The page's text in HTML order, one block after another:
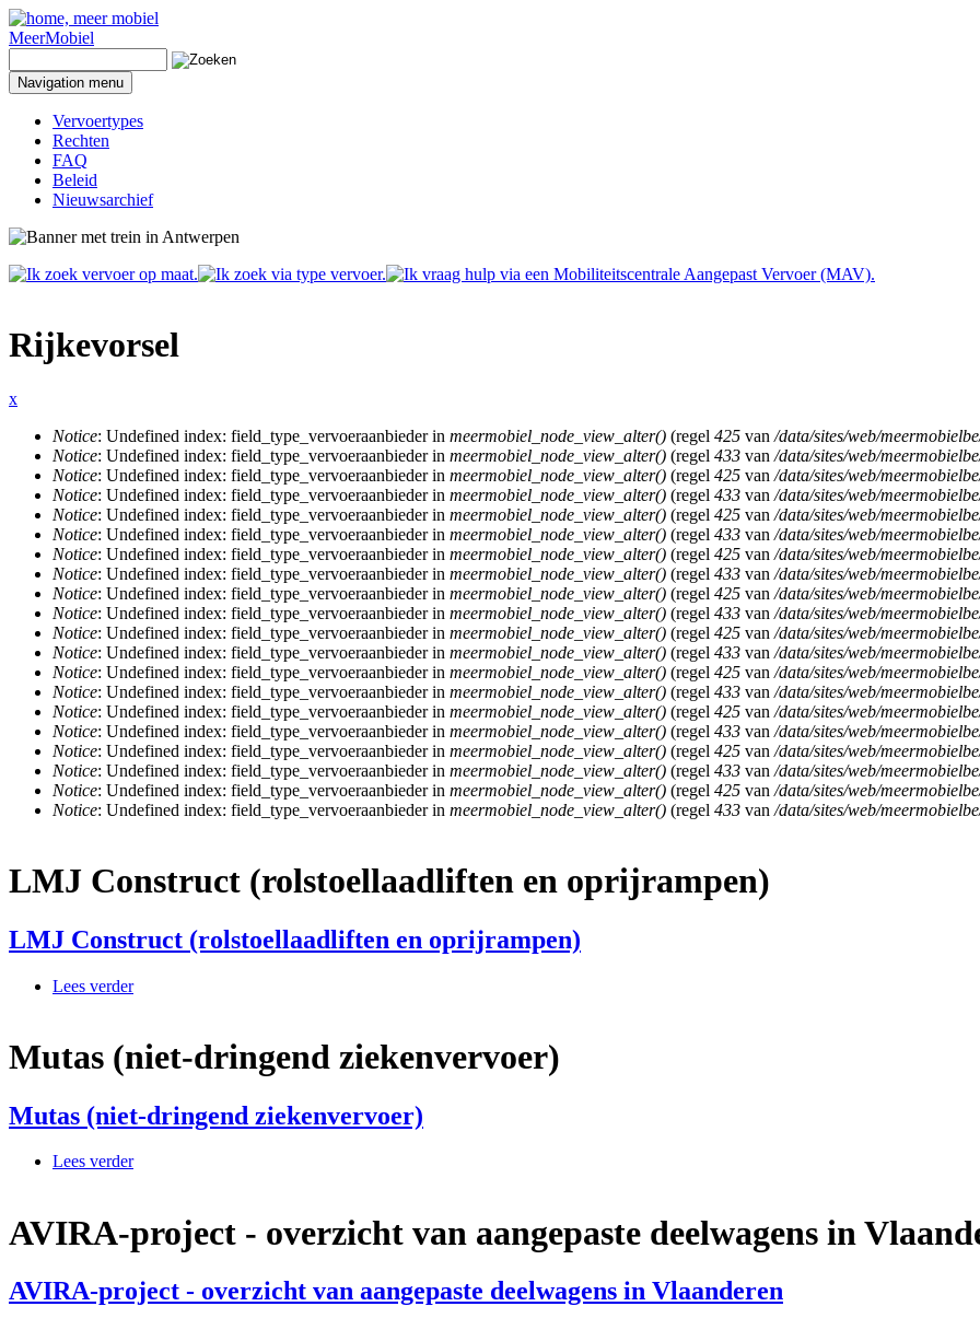
Naar inhoud
MeerMobiel
Zoekveld
Navigation menu
Vervoertypes
Rechten
FAQ
Beleid
Nieuwsarchief
Rijkevorsel
x
Foutmelding
Notice: Undefined index: field_type_vervoeraanbieder in meermobiel_node_view_alter() (regel 425 van /data/sites/web/
Notice: Undefined index: field_type_vervoeraanbieder in meermobiel_node_view_alter() (regel 433 van /data/sites/web/
Notice: Undefined index: field_type_vervoeraanbieder in meermobiel_node_view_alter() (regel 425 van /data/sites/web/
Notice: Undefined index: field_type_vervoeraanbieder in meermobiel_node_view_alter() (regel 433 van /data/sites/web/
Notice: Undefined index: field_type_vervoeraanbieder in meermobiel_node_view_alter() (regel 425 van /data/sites/web/
Notice: Undefined index: field_type_vervoeraanbieder in meermobiel_node_view_alter() (regel 433 van /data/sites/web/
Notice: Undefined index: field_type_vervoeraanbieder in meermobiel_node_view_alter() (regel 425 van /data/sites/web/
Notice: Undefined index: field_type_vervoeraanbieder in meermobiel_node_view_alter() (regel 433 van /data/sites/web/
Notice: Undefined index: field_type_vervoeraanbieder in meermobiel_node_view_alter() (regel 425 van /data/sites/web/
Notice: Undefined index: field_type_vervoeraanbieder in meermobiel_node_view_alter() (regel 433 van /data/sites/web/
Notice: Undefined index: field_type_vervoeraanbieder in meermobiel_node_view_alter() (regel 425 van /data/sites/web/
Notice: Undefined index: field_type_vervoeraanbieder in meermobiel_node_view_alter() (regel 433 van /data/sites/web/
Notice: Undefined index: field_type_vervoeraanbieder in meermobiel_node_view_alter() (regel 425 van /data/sites/web/
Notice: Undefined index: field_type_vervoeraanbieder in meermobiel_node_view_alter() (regel 433 van /data/sites/web/
Notice: Undefined index: field_type_vervoeraanbieder in meermobiel_node_view_alter() (regel 425 van /data/sites/web/
Notice: Undefined index: field_type_vervoeraanbieder in meermobiel_node_view_alter() (regel 433 van /data/sites/web/
Notice: Undefined index: field_type_vervoeraanbieder in meermobiel_node_view_alter() (regel 425 van /data/sites/web/
Notice: Undefined index: field_type_vervoeraanbieder in meermobiel_node_view_alter() (regel 433 van /data/sites/web/
Notice: Undefined index: field_type_vervoeraanbieder in meermobiel_node_view_alter() (regel 425 van /data/sites/web/
Notice: Undefined index: field_type_vervoeraanbieder in meermobiel_node_view_alter() (regel 433 van /data/sites/web/
LMJ Construct (rolstoellaadliften en oprijrampen)
LMJ Construct (rolstoellaadliften en oprijrampen)
Lees verderover LMJ Construct (rolstoellaadliften en oprijrampen)
Mutas (niet-dringend ziekenvervoer)
Mutas (niet-dringend ziekenvervoer)
Lees verderover Mutas (niet-dringend ziekenvervoer)
AVIRA-project - overzicht van aangepaste deelwagens in
AVIRA-project - overzicht van aangepaste deelwagens in Vlaanderen